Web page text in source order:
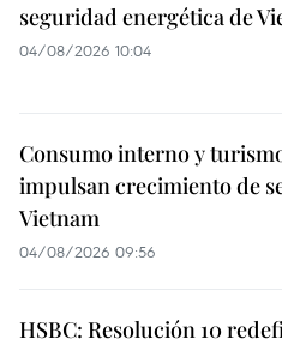
seguridad energética de
04/08/2026 10:04
Consumo interno y
impulsan crecimiento de
Vietnam
04/08/2026 09:56
HSBC: Resolución 10